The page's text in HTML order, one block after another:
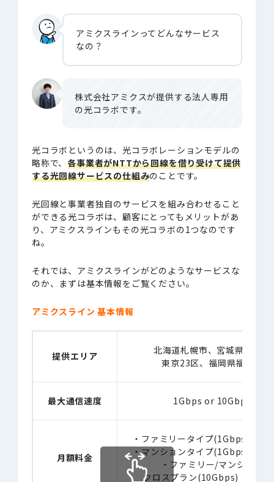
アミクスラインってどんなサービス
なの？
株式会社アミクスが提供する法人専用
の光コラボです。
光コラボというのは、光コラボレーションモデルの
略称で、各事業者がNTTから回線を借り受けて提供
する光回線サービスの仕組みのことです。
光回線と事業者独自のサービスを組み合わせること
ができる光コラボは、顧客にとってもメリットがあ
り、アミクスラインもその光コラボの1つなのです
ね。
それでは、アミクスラインがどのようなサービスな
のか、まずは基本情報をご覧ください。
アミクスライン 基本情報
提供エリア
北海道札幌市、宮城県仙台市
東京23区、福岡県福岡市
最大通信速度 1Gbps or 10Gbps
月額料金
・ファミリータイプ(1Gbps)：
・マンションタイプ(1Gbps)：
・ファミリー/マンション
クロスプラン(10Gbps)：6,050